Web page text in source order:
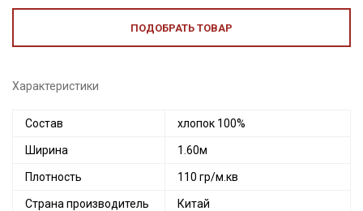
ПОДОБРАТЬ ТОВАР
Характеристики
Состав хлопок 100%
Ширина 1.60м
Плотность 110 гр/м.кв
Страна производитель Китай